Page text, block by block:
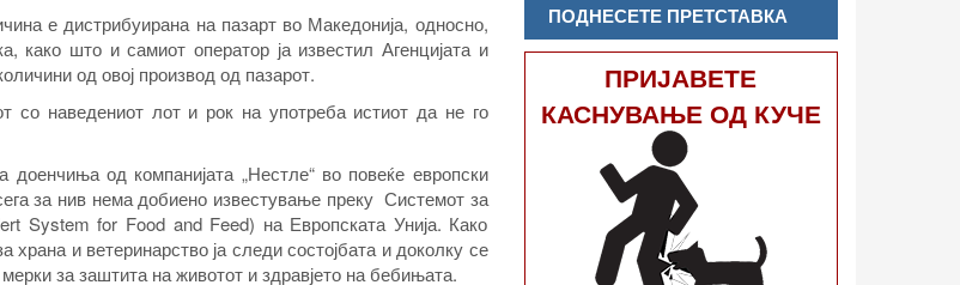
е дистрибуирана на пазарт во Македонија, односно,
како што и самиот оператор ја известил Агенцијата и
од овој производ од пазарот.
со наведениот лот и рок на употреба истиот да не го
од компанијата „Нестле“ во повеќе европски
за нив нема добиено известување преку Системот за
System for Food and Feed) на Европската Унија. Како
храна и ветеринарство ја следи состојбата и доколку се
за заштита на животот и здравјето на бебињата.
ПОДНЕСЕТЕ ПРЕТСТАВКА
ПРИЈАВЕТЕ
КАСНУВАЊЕ ОД КУЧЕ